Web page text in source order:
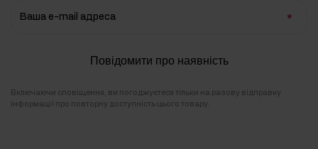
Ваша e-mail адреса
Повідомити про наявність
Включаючи сповіщення, ви погоджуєтеся тільки на разову відправку
інформації про повторну доступність цього товару.